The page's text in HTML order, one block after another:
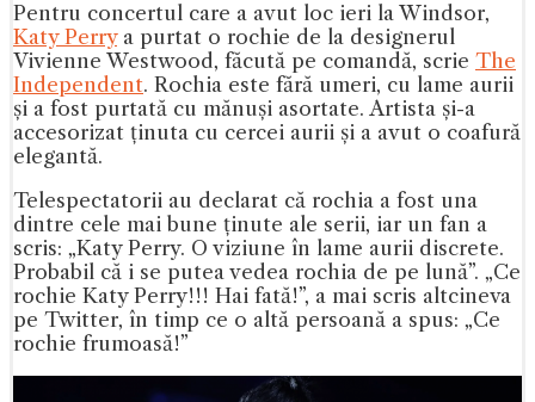
Pentru concertul care a avut loc ieri la Windsor,
Katy Perrya purtat o rochie de la designerul
Vivienne Westwood, făcută pe comandă, scrie The
Independent. Rochia este fără umeri, cu lame aurii
și a fost purtată cu mănuși asortate. Artista și-a
accesorizat ținuta cu cercei aurii și a avut o coafură
elegantă.
Telespectatorii au declarat că rochia a fost una
dintre cele mai bune ținute ale serii, iar un fan a
scris: „Katy Perry. O viziune în lame aurii discrete.
Probabil că i se putea vedea rochia de pe lună”. „Ce
rochie Katy Perry!!! Hai fată!”, a mai scris altcineva
pe Twitter, în timp ce o altă persoană a spus: „Ce
rochie frumoasă!”